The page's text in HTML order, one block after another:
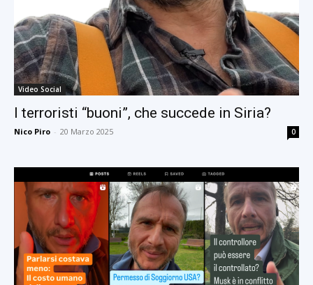
Video Social
I terroristi “buoni”, che succede in Siria?
Nico Piro - 20 Marzo 2025 0